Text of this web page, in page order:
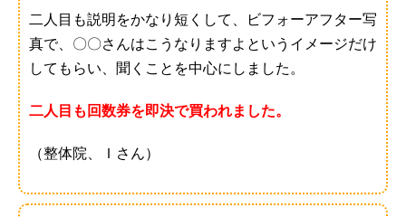
二人目も説明をかなり短くして、ビフォーアフター写
真で、〇〇さんはこうなりますよというイメージだけ
してもらい、聞くことを中心にしました。
二人目も回数券を即決で買われました。
（整体院、Ｉさん）